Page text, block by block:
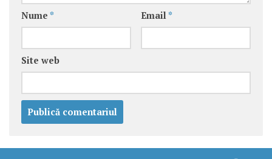
Nume * Email *
Site web